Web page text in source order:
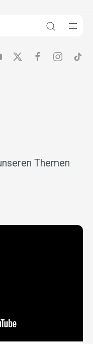
Themen